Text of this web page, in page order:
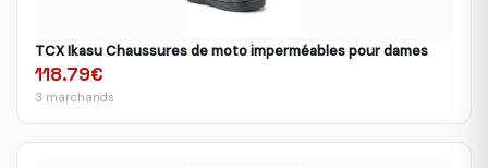
TCX Ikasu Chaussures de moto imperméables pour dames
118.79€
3 marchands